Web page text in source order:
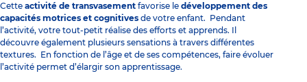
Cette activité de transvasement favorise le développement des
capacités motrices et cognitives de votre enfant. Pendant
l’activité, votre tout-petit réalise des efforts et apprends. Il
découvre également plusieurs sensations à travers différentes
textures. En fonction de l’âge et de ses compétences, faire évoluer
l’activité permet d’élargir son apprentissage.